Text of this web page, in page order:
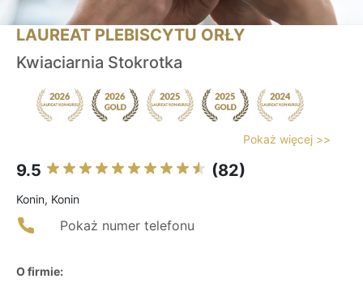
LAUREAT PLEBISCYTU ORŁY
Kwiaciarnia Stokrotka
Pokaż więcej >>
9.5 (82)
Konin, Konin
Pokaż numer telefonu
O firmie: